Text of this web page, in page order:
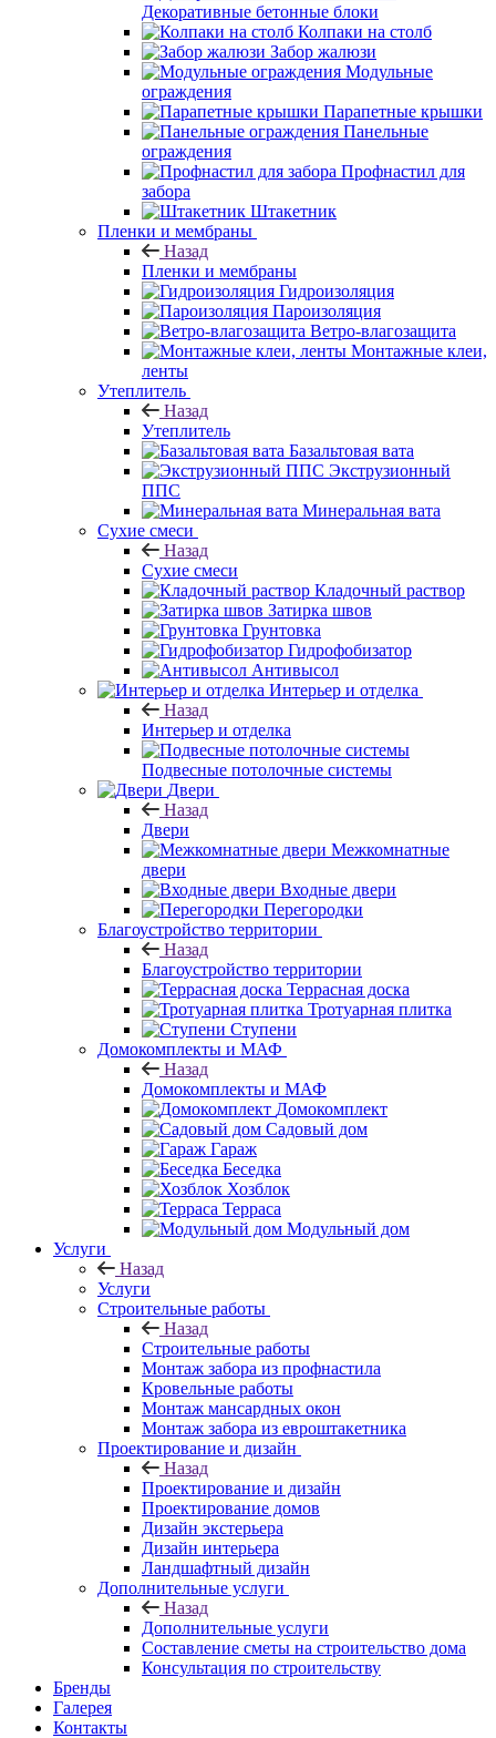
Декоративные бетонные блоки
Колпаки на столб
Забор жалюзи
Модульные
ограждения
Парапетные крышки
Панельные
ограждения
Профнастил для
забора
Штакетник
Пленки и мембраны
Назад
Пленки и мембраны
Гидроизоляция
Пароизоляция
Ветро-влагозащита
Монтажные клеи,
ленты
Утеплитель
Назад
Утеплитель
Базальтовая вата
Экструзионный
ППС
Минеральная вата
Сухие смеси
Назад
Сухие смеси
Кладочный раствор
Затирка швов
Грунтовка
Гидрофобизатор
Антивысол
Интерьер и отделка
Назад
Интерьер и отделка
Подвесные потолочные системы
Двери
Назад
Двери
Межкомнатные
двери
Входные двери
Перегородки
Благоустройство территории
Назад
Благоустройство территории
Террасная доска
Тротуарная плитка
Ступени
Домокомплекты и МАФ
Назад
Домокомплекты и МАФ
Домокомплект
Садовый дом
Гараж
Беседка
Хозблок
Терраса
Модульный дом
Услуги
Назад
Услуги
Строительные работы
Назад
Строительные работы
Монтаж забора из профнастила
Кровельные работы
Монтаж мансардных окон
Монтаж забора из евроштакетника
Проектирование и дизайн
Назад
Проектирование и дизайн
Проектирование домов
Дизайн экстерьера
Дизайн интерьера
Ландшафтный дизайн
Дополнительные услуги
Назад
Дополнительные услуги
Составление сметы на строительство дома
Консультация по строительству
Бренды
Галерея
Контакты